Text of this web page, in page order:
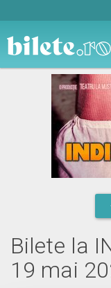
Bilete la
19 mai